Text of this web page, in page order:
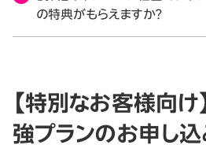
の特典がもらえますか？
【特別なお客様向
強プランのお申し